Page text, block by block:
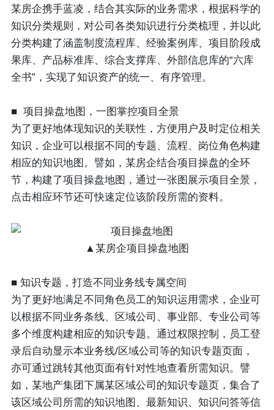
某房企携手蓝凌，结合其实际的业务需求，根据科学的
知识分类规则，对公司各类知识进行分类梳理，并以此
分类构建了涵盖制度流程库、经验案例库、项目阶段成
果库、产品标准库、综合支撑库、外部信息库的“六库
全书”，实现了知识资产的统一、有序管理。
■ 项目操盘地图，一图掌控项目全景
为了更好地体现知识的关联性，方便用户及时定位相关
知识，企业可以根据不同的专题、流程、岗位角色构建
相应的知识地图。譬如，某房企结合项目操盘的全环
节，构建了项目操盘地图，通过一张图展示项目全景，
点击相应环节还可快速定位该阶段所需的资料。
▲某房企项目操盘地图
■ 知识专题，打造不同业务线专属空间
为了更好地满足不同角色员工的知识运用需求，企业可
以根据不同业务条线、区域公司、事业部、专业公司等
多个维度构建相应的知识专题。通过权限控制，员工登
录后自动显示本业务线/区域公司等的知识专题页面，
亦可通过跳转其他页面有针对性地查看所需知识。譬
如，某地产集团下属某区域公司的知识专题页，集合了
该区域公司所需的知识地图、最新知识、知识问答等信